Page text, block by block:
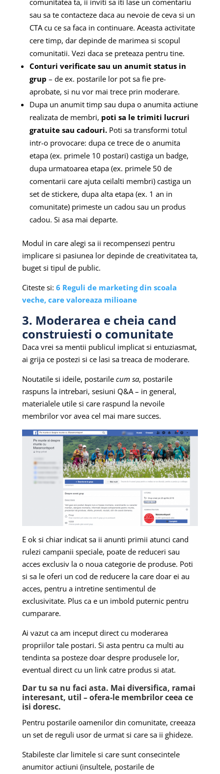
sau sa te contacteze daca au nevoie de ceva si un
CTA cu ce sa faca in continuare. Aceasta activitate
cere timp, dar depinde de marimea si scopul
comunitatii. Vezi daca se preteaza pentru tine.
Conturi verificate sau un anumit status in
grup – de ex. postarile lor pot sa fie pre-
aprobate, si nu vor mai trece prin moderare.
Dupa un anumit timp sau dupa o anumita actiune
realizata de membri, poti sa le trimiti lucruri
gratuite sau cadouri.Poti sa transformi totul
intr-o provocare: dupa ce trece de o anumita
etapa (ex. primele 10 postari) castiga un badge,
dupa urmatoarea etapa (ex. primele 50 de
comentarii care ajuta ceilalti membri) castiga un
set de stickere, dupa alta etapa (ex. 1 an in
comunitate) primeste un cadou sau un produs
cadou. Si asa mai departe.
Modul in care alegi sa ii recompensezi pentru
implicare si pasiunea lor depinde de creativitatea ta,
buget si tipul de public.
Citeste si: 6 Reguli de marketing din scoala
veche, care valoreaza milioane
3. Moderarea e cheia cand
construiesti o comunitate
Daca vrei sa mentii publicul implicat si entuziasmat,
ai grija ce postezi si ce lasi sa treaca de moderare.
Noutatile si ideile, postarile cum sa, postarile
raspuns la intrebari, sesiuni Q&A – in general,
materialele utile si care raspund la nevoile
membrilor vor avea cel mai mare succes.
E ok si chiar indicat sa ii anunti primii atunci cand
rulezi campanii speciale, poate de reduceri sau
acces exclusiv la o noua categorie de produse. Poti
si sa le oferi un cod de reducere la care doar ei au
acces, pentru a intretine sentimentul de
exclusivitate. Plus ca e un imbold puternic pentru
cumparare.
Ai vazut ca am inceput direct cu moderarea
propriilor tale postari. Si asta pentru ca multi au
tendinta sa posteze doar despre produsele lor,
eventual direct cu un link catre produs si atat.
Dar tu sa nu faci asta. Mai diversifica, ramai
interesant, util – ofera-le membrilor ceea ce
isi doresc.
Pentru postarile oamenilor din comunitate, creeaza
un set de reguli usor de urmat si care sa ii ghideze.
Stabileste clar limitele si care sunt consecintele
anumitor actiuni (insultele, postarile de